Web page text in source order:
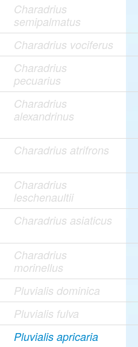
Charadrius
semipalmatus
Charadrius vociferus
Charadrius
pecuarius
Charadrius
alexandrinus
Charadrius atrifrons
Charadrius
leschenaultii
Charadrius asiaticus
Charadrius
morinellus
Pluvialis dominica
Pluvialis fulva
Pluvialis apricaria